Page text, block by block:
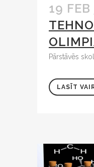
19 FEB
Pārstāvēs
LASĪT